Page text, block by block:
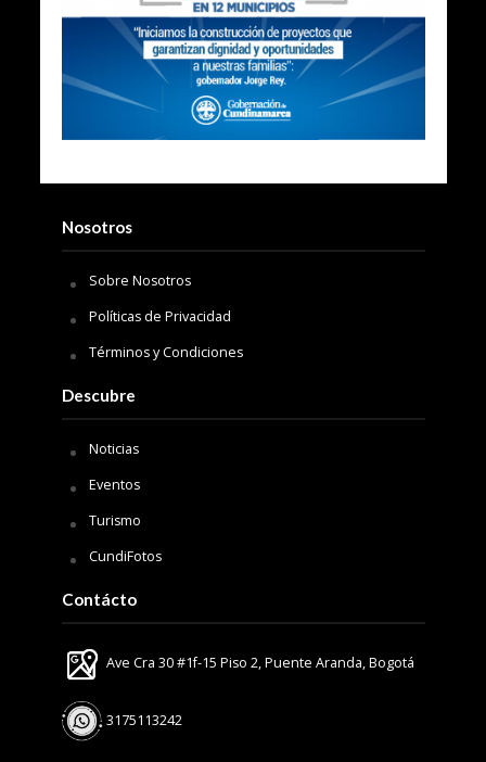
Nosotros
Sobre Nosotros
Políticas de Privacidad
Términos y Condiciones
Descubre
Noticias
Eventos
Turismo
CundiFotos
Contácto
Ave Cra 30 #1f-15 Piso 2, Puente Aranda, Bogotá
3175113242